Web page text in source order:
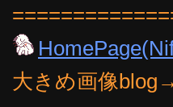
大きめ画像